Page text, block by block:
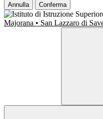
Annulla Conferma
Majorana • San Lazzaro di